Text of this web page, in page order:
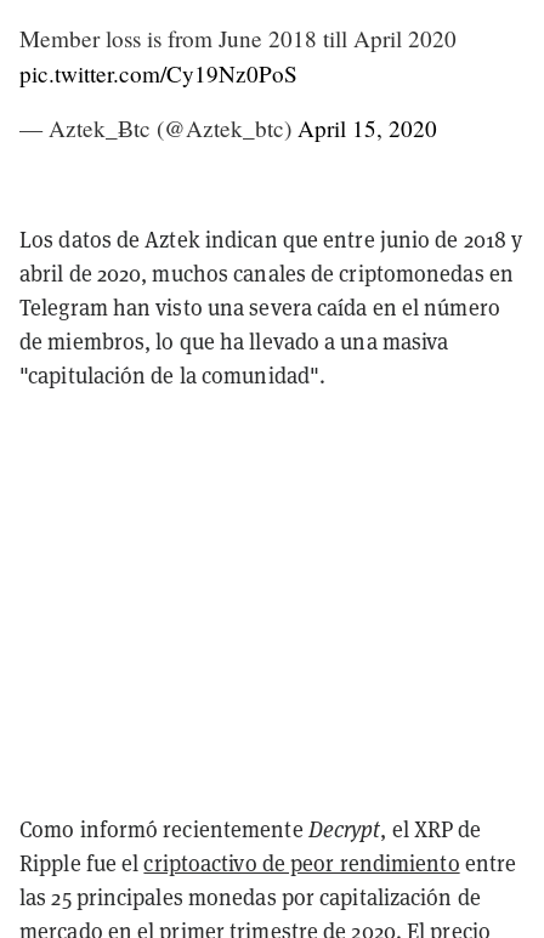
Member loss is from June 2018 till April 2020
pic.twitter.com/Cy19Nz0PoS
— Aztek_Ƀtc (@Aztek_btc) April 15, 2020
Los datos de Aztek indican que entre junio de 2018 y
abril de 2020, muchos canales de criptomonedas en
Telegram han visto una severa caída en el número
de miembros, lo que ha llevado a una masiva
"capitulación de la comunidad".
Como informó recientemente Decrypt, el XRP de
Ripple fue elcriptoactivo de peor rendimiento entre
las 25 principales monedas por capitalización de
mercado en el primer trimestre de 2020. El precio